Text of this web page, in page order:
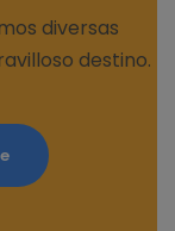
diversas
destino.